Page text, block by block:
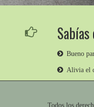
Bueno
Alivia el
Todos los